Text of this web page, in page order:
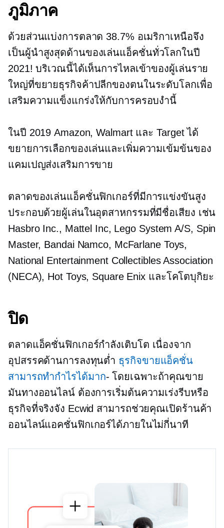
ภูมิภาค
ด้วยส่วนแบ่งการตลาด 38.7% อเมริกาเหนือจึง
เป็นผู้นำสูงสุดด้านของเล่นแอ็คชั่นทั่วโลกในปี
2021! บริเวณนี้ได้เห็นการไหลเข้าของผู้เล่นราย
ใหญ่ที่ขยายธุรกิจค้าปลีกของตนในระดับโลกเพื่อ
เสริมความแข็งแกร่งให้กับการครอบงำนี้
ในปี 2019 Amazon, Walmart และ Target ได้
ขยายการเลือกของเล่นและเพิ่มความเข้มข้นของ
แคมเปญส่งเสริมการขาย
ตลาดของเล่นแอ็คชั่นฟิกเกอร์ที่มีการแข่งขันสูง
ประกอบด้วยผู้เล่นในอุตสาหกรรมที่มีชื่อเสียง เช่น
Hasbro Inc., Mattel Inc, Lego System A/S, Spin
Master, Bandai Namco, McFarlane Toys,
National Entertainment Collectibles Association
(NECA), Hot Toys, Square Enix และโคโตบุกิยะ
ปิด
ตลาดแอ็คชั่นฟิกเกอร์กำลังเติบโต เนื่องจาก
อุปสรรคด้านการลงทุนต่ำ ธุรกิจขายแอ็คชั่น
สามารถทำกำไรได้มาก- โดยเฉพาะถ้าคุณขาย
มันทางออนไลน์ ต้องการเริ่มต้นความเร่งรีบหรือ
ธุรกิจที่จริงจัง Ecwid สามารถช่วยคุณเปิดร้านค้า
ออนไลน์แอคชั่นฟิกเกอร์ได้ภายในไม่กี่นาที